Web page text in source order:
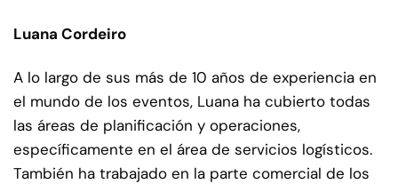
Luana Cordeiro
A lo largo de sus más de 10 años de experiencia en
el mundo de los eventos, Luana ha cubierto todas
las áreas de planificación y operaciones,
específicamente en el área de servicios logísticos.
También ha trabajado en la parte comercial de los